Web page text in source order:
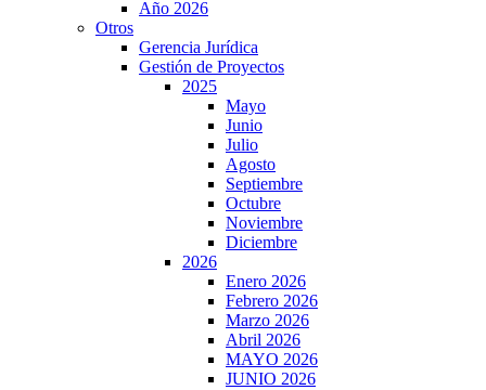
Año 2026
Otros
Gerencia Jurídica
Gestión de Proyectos
2025
Mayo
Junio
Julio
Agosto
Septiembre
Octubre
Noviembre
Diciembre
2026
Enero 2026
Febrero 2026
Marzo 2026
Abril 2026
MAYO 2026
JUNIO 2026